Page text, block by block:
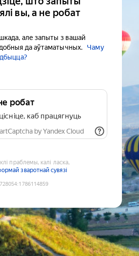
вы, а не робат
але запыты з вашай
да аўтаматычных.
Чаму
робат
каб працягнуць
by Yandex Cloud
праблемы, калі ласка,
зваротнай сувязі
:1786114859